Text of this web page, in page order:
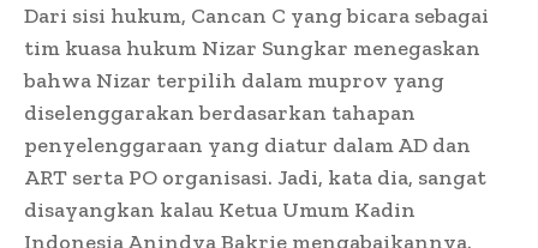
Dari sisi hukum, Cancan C yang bicara sebagai
tim kuasa hukum Nizar Sungkar menegaskan
bahwa Nizar terpilih dalam muprov yang
diselenggarakan berdasarkan tahapan
penyelenggaraan yang diatur dalam AD dan
ART serta PO organisasi. Jadi, kata dia, sangat
disayangkan kalau Ketua Umum Kadin
Indonesia Anindya Bakrie mengabaikannya.